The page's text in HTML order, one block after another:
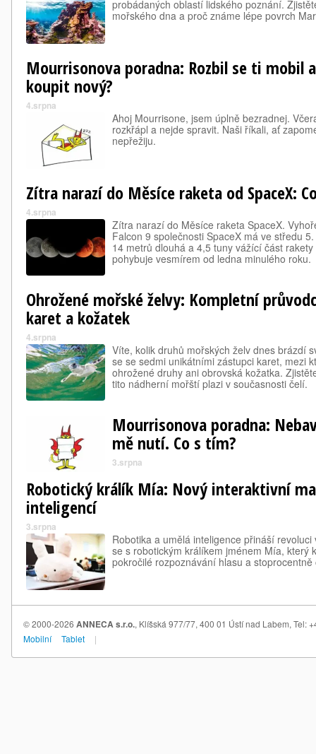
probádaných oblastí lidského poznání.
mořského dna a proč známe lépe povrch
Mourrisonova poradna: Rozbil se ti mobil
koupit nový?
4.srpna
Ahoj Mourrisone, jsem úplně bezradnej.
rozkřápl a nejde spravit. Naši říkali, ať
nepřežiju.
Zítra narazí do Měsíce raketa od SpaceX:
4.srpna
Zítra narazí do Měsíce raketa SpaceX.
Falcon 9 společnosti SpaceX má ve středu
14 metrů dlouhá a 4,5 tuny vážící část
pohybuje vesmírem od ledna minulého roku.
Ohrožené mořské želvy: Kompletní
karet a kožatek
4.srpna
Víte, kolik druhů mořských želv dnes brázdí
se se sedmi unikátními zástupci karet, mezi
ohrožené druhy ani obrovská kožatka.
tito nádherní mořští plazi v současnosti čelí.
Mourrisonova poradna:
mě nutí. Co s tím?
3.srpna
Robotický králík Mía: Nový interaktivní
inteligencí
3.srpna
Robotika a umělá inteligence přináší
se s robotickým králíkem jménem Mía, který
pokročilé rozpoznávání hlasu a
© 2000-2026 ANNECA s.r.o., Klíšská 977/77, 400 01 Ústí nad Labem, Tel:
Mobilní
Tablet |